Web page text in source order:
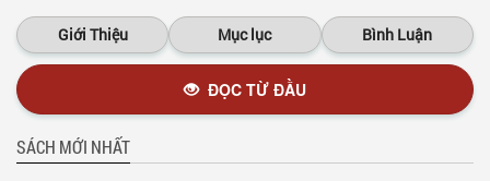
Giới Thiệu Mục lục Bình Luận
ĐỌC TỪ ĐẦU
SÁCH MỚI NHẤT